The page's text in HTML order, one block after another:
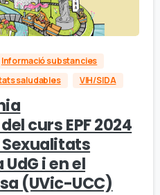
Informació substancies
saludables VIH/SIDA
curs EPF 2024
Sexualitats
i en el
(UVic-UCC)